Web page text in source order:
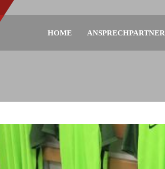
HOME ANSPRECHPARTNER